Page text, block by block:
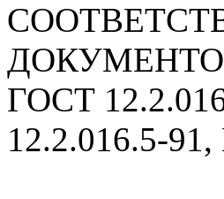
ГОСТ
12.2.016.5-